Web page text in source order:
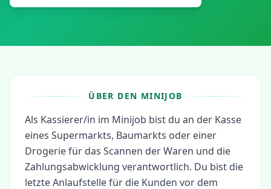
ÜBER DEN MINIJOB
Als Kassierer/in im Minijob bist du an der Kasse
eines Supermarkts, Baumarkts oder einer
Drogerie für das Scannen der Waren und die
Zahlungsabwicklung verantwortlich. Du bist die
letzte Anlaufstelle für die Kunden vor dem